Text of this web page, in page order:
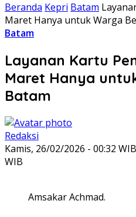
Beranda Kepri Batam
Maret Hanya untuk Warga
Batam
Layanan Kartu
Maret Hanya
Batam
Redaksi
Kamis, 26/02/2026 - 00:32 WIB
WIB
Amsakar Achmad.